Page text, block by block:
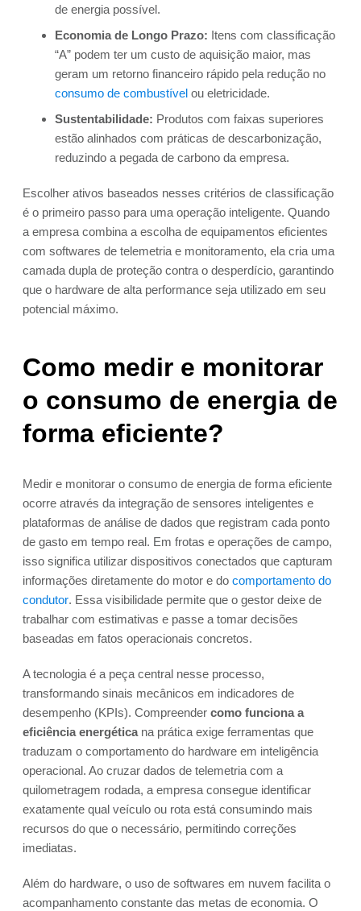
de energia possível.
Economia de Longo Prazo: Itens com classificação
“A” podem ter um custo de aquisição maior, mas
geram um retorno financeiro rápido pela redução no
consumo de combustível ou eletricidade.
Sustentabilidade: Produtos com faixas superiores
estão alinhados com práticas de descarbonização,
reduzindo a pegada de carbono da empresa.
Escolher ativos baseados nesses critérios de classificação
é o primeiro passo para uma operação inteligente. Quando
a empresa combina a escolha de equipamentos eficientes
com softwares de telemetria e monitoramento, ela cria uma
camada dupla de proteção contra o desperdício, garantindo
que o hardware de alta performance seja utilizado em seu
potencial máximo.
Como medir e monitorar
o consumo de energia de
forma eficiente?
Medir e monitorar o consumo de energia de forma eficiente
ocorre através da integração de sensores inteligentes e
plataformas de análise de dados que registram cada ponto
de gasto em tempo real. Em frotas e operações de campo,
isso significa utilizar dispositivos conectados que capturam
informações diretamente do motor e do comportamento do
condutor. Essa visibilidade permite que o gestor deixe de
trabalhar com estimativas e passe a tomar decisões
baseadas em fatos operacionais concretos.
A tecnologia é a peça central nesse processo,
transformando sinais mecânicos em indicadores de
desempenho (KPIs). Compreender como funciona a
eficiência energéticana prática exige ferramentas que
traduzam o comportamento do hardware em inteligência
operacional. Ao cruzar dados de telemetria com a
quilometragem rodada, a empresa consegue identificar
exatamente qual veículo ou rota está consumindo mais
recursos do que o necessário, permitindo correções
imediatas.
Além do hardware, o uso de softwares em nuvem facilita o
acompanhamento constante das metas de economia. O